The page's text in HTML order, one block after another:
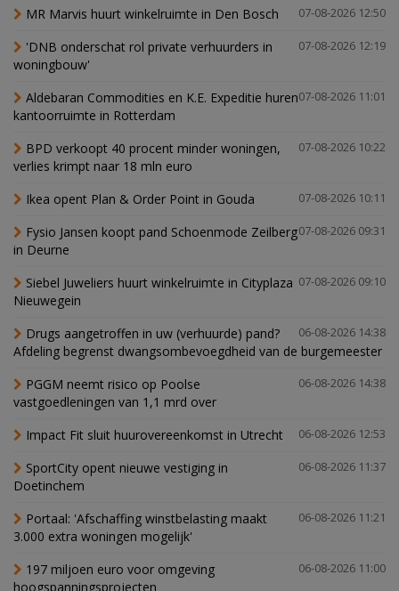
07-08-2026 12:50
MR Marvis huurt winkelruimte in Den Bosch
07-08-2026 12:19
'DNB onderschat rol private verhuurders in
woningbouw'
07-08-2026 11:01
Aldebaran Commodities en K.E. Expeditie huren
kantoorruimte in Rotterdam
07-08-2026 10:22
BPD verkoopt 40 procent minder woningen,
verlies krimpt naar 18 mln euro
07-08-2026 10:11
Ikea opent Plan & Order Point in Gouda
07-08-2026 09:31
Fysio Jansen koopt pand Schoenmode Zeilberg
in Deurne
07-08-2026 09:10
Siebel Juweliers huurt winkelruimte in Cityplaza
Nieuwegein
06-08-2026 14:38
Drugs aangetroffen in uw (verhuurde) pand?
Afdeling begrenst dwangsombevoegdheid van de burgemeester
06-08-2026 14:38
PGGM neemt risico op Poolse
vastgoedleningen van 1,1 mrd over
06-08-2026 12:53
Impact Fit sluit huurovereenkomst in Utrecht
06-08-2026 11:37
SportCity opent nieuwe vestiging in
Doetinchem
06-08-2026 11:21
Portaal: 'Afschaffing winstbelasting maakt
3.000 extra woningen mogelijk'
06-08-2026 11:00
197 miljoen euro voor omgeving
hoogspanningsprojecten